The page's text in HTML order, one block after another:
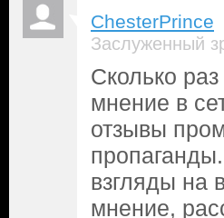
ChesterPrince
Заслуженный
Сколько
мнение в
отзывы
взгляды на
мнение,